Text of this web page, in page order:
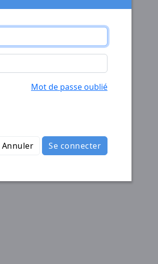
Mot de passe oublié
Annuler Se connecter